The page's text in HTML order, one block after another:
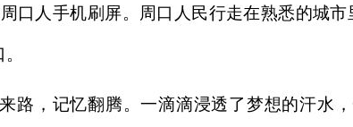
口人手机刷屏。周口人民行走在熟悉的城
路，记忆翻腾。一滴滴浸透了梦想的汗水